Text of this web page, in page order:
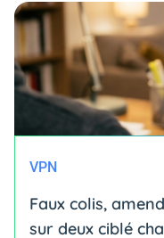
VPN
Faux colis,
sur deux ciblé